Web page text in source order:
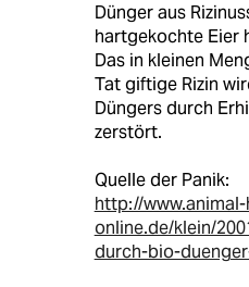
Dünger aus
hartgekochte Eier
Das in kleinen
Tat giftige Rizin
Düngers durch
zerstört.
Quelle der Panik:
http://
online.de/klein/
durch-bio-